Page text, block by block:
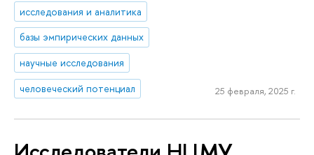
исследования и аналитика
базы эмпирических данных
научные исследования
человеческий потенциал
25 февраля, 2025 г.